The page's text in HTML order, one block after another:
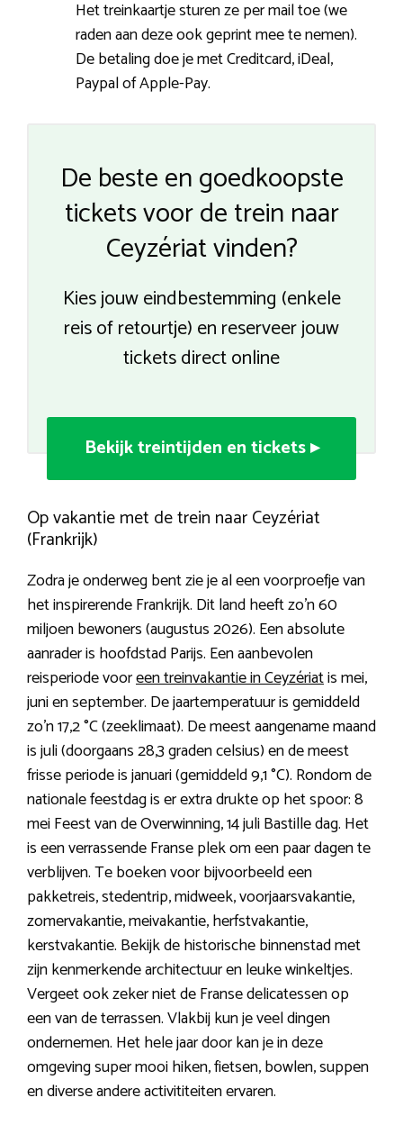
Het treinkaartje sturen ze per mail toe (we
raden aan deze ook geprint mee te nemen).
De betaling doe je met Creditcard, iDeal,
Paypal of Apple-Pay.
De beste en goedkoopste
tickets voor de trein naar
Ceyzériat vinden?
Kies jouw eindbestemming (enkele
reis of retourtje) en reserveer jouw
tickets direct online
Bekijk treintijden en tickets ▸
Op vakantie met de trein naar Ceyzériat
(Frankrijk)
Zodra je onderweg bent zie je al een voorproefje van
het inspirerende Frankrijk. Dit land heeft zo’n 60
miljoen bewoners (augustus 2026). Een absolute
aanrader is hoofdstad Parijs. Een aanbevolen
reisperiode vooreen treinvakantie in Ceyzériatis mei,
juni en september. De jaartemperatuur is gemiddeld
zo’n 17,2 °C (zeeklimaat). De meest aangename maand
is juli (doorgaans 28,3 graden celsius) en de meest
frisse periode is januari (gemiddeld 9,1 °C). Rondom de
nationale feestdag is er extra drukte op het spoor: 8
mei Feest van de Overwinning, 14 juli Bastille dag. Het
is een verrassende Franse plek om een paar dagen te
verblijven. Te boeken voor bijvoorbeeld een
pakketreis, stedentrip, midweek, voorjaarsvakantie,
zomervakantie, meivakantie, herfstvakantie,
kerstvakantie. Bekijk de historische binnenstad met
zijn kenmerkende architectuur en leuke winkeltjes.
Vergeet ook zeker niet de Franse delicatessen op
een van de terrassen. Vlakbij kun je veel dingen
ondernemen. Het hele jaar door kan je in deze
omgeving super mooi hiken, fietsen, bowlen, suppen
en diverse andere activititeiten ervaren.